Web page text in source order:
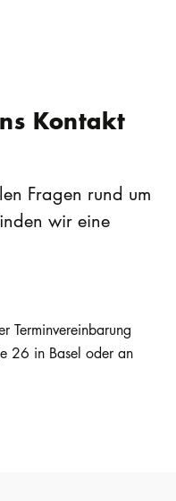
Kontakt
Fragen rund um
wir eine
Terminvereinbarung
26 in Basel oder an